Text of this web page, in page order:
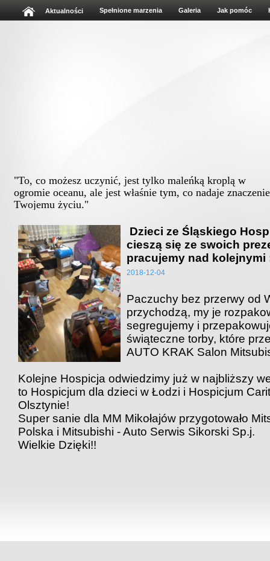
Aktualności Spełnione marzenia Galeria Jak pomóc
"To, co możesz uczynić, jest tylko maleńką kroplą w
ogromie oceanu, ale jest właśnie tym, co nadaje znaczenie
Twojemu życiu."
Dzieci ze Śląskiego
cieszą się ze swoich
pracujemy nad kolejnymi
2018-12-04
Paczuchy bez przerwy od
przychodzą, my je
segregujemy i
świąteczne torby, które
AUTO KRAK Salon
Kolejne Hospicja odwiedzimy już w najbliższy
to Hospicjum dla dzieci w Łodzi i Hospicjum
Olsztynie!
Super sanie dla MM Mikołajów przygotowało
Polska i Mitsubishi - Auto Serwis Sikorski Sp.j.
Wielkie Dzięki!!